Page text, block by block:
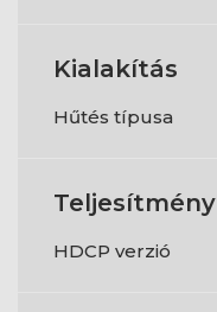
Kialakítás
Hűtés típusa
Teljesítmény
HDCP verzió